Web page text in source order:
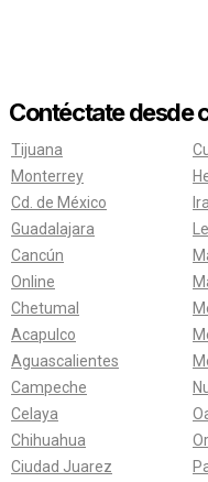
Contéctate desde
Tijuana
Monterrey
Cd. de México
Guadalajara
Cancún
Online
Chetumal
Acapulco
Aguascalientes
Campeche
Celaya
Chihuahua
Ciudad Juarez